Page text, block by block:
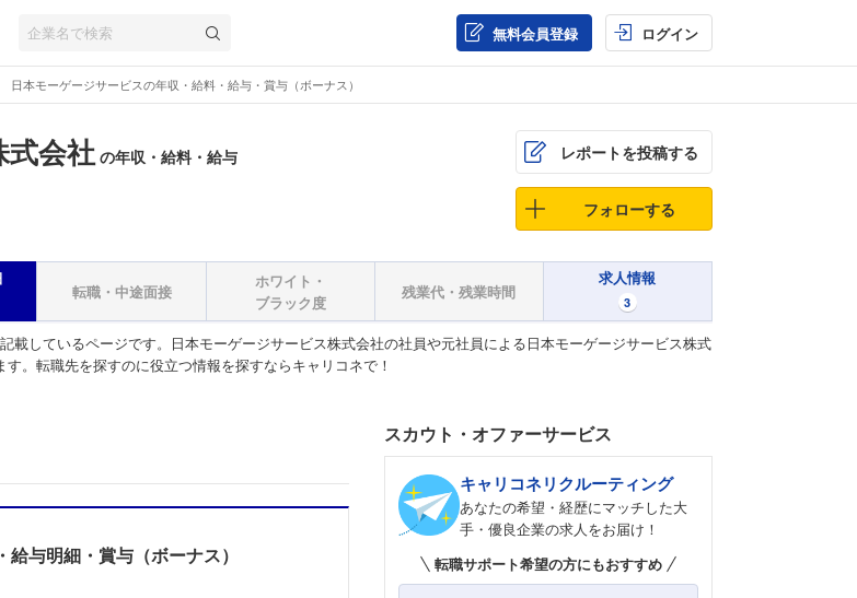
無料会員登録 ログイン
日本モーゲージサービスの年収・給料・給与・賞与（ボーナス）
式会社 の年収・給料・給与 レポートを投稿する
フォローする
転職・中途面接
ホワイト・
ブラック度
残業代・残業時間
求人情報
3
載しているページです。日本モーゲージサービス株式会社の社員や元社員による日本モーゲージサービス株式
。転職先を探すのに役立つ情報を探すならキャリコネで！
給与明細・賞与（ボーナス）
スカウト・オファーサービス
キャリコネリクルーティング
あなたの希望・経歴にマッチした大
手・優良企業の求人をお届け！
転職サポート希望の方にもおすすめ